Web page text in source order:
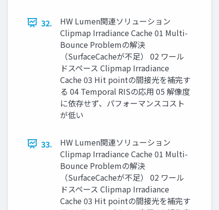
32.
HW Lumen関連ソリューション
Clipmap Irradiance Cache 01 Multi-
Bounce Problemの解決
（SurfaceCacheが不足） 02 ワール
ドスペース Clipmap Irradiance
Cache 03 Hit pointの間接光を補完す
る 04 Temporal RISの応用 05 解像度
に依存せず、パフォーマンスコスト
が低い
33.
HW Lumen関連ソリューション
Clipmap Irradiance Cache 01 Multi-
Bounce Problemの解決
（SurfaceCacheが不足） 02 ワール
ドスペース Clipmap Irradiance
Cache 03 Hit pointの間接光を補完す